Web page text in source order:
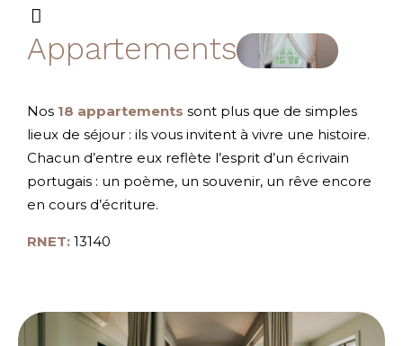
Appartements
Nos 18 appartements sont plus que de simples
lieux de séjour : ils vous invitent à vivre une histoire.
Chacun d’entre eux reflète l’esprit d’un écrivain
portugais : un poème, un souvenir, un rêve encore
en cours d’écriture.
RNET: 13140